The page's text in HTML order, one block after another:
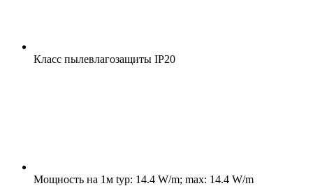
Класс пылевлагозащиты IP20
Мощность на 1м typ: 14.4 W/m; max: 14.4 W/m